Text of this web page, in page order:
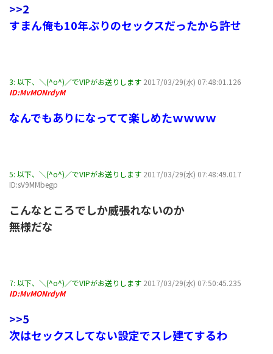
>>2
すまん俺も10年ぶりのセックスだったから許せ
3: 以下、＼(^o^)／でVIPがお送りします 2017/03/29(水) 07:48:01.126
ID:MvMONrdyM
なんでもありになってて楽しめたｗｗｗｗ
5: 以下、＼(^o^)／でVIPがお送りします 2017/03/29(水) 07:48:49.017
ID:sV9MMbegp
こんなところでしか威張れないのか
無様だな
7: 以下、＼(^o^)／でVIPがお送りします 2017/03/29(水) 07:50:45.235
ID:MvMONrdyM
>>5
次はセックスしてない設定でスレ建てするわ